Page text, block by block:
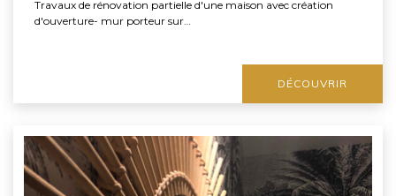
Travaux de rénovation partielle d'une maison avec création
d'ouverture- mur porteur sur…
DÉCOUVRIR